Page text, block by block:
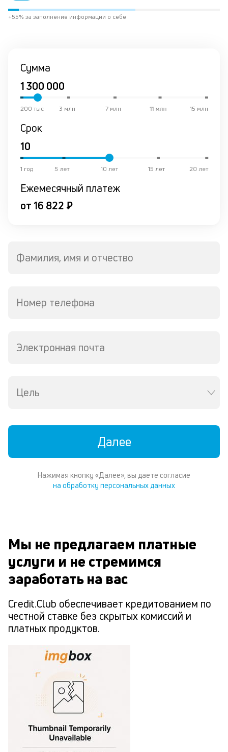
+55% за заполнение информации о себе
Сумма
15 млн
11 млн
7 млн
3 млн
200 тыс
Срок
20 лет
15 лет
10 лет
5 лет
1 год
Ежемесячный платеж
от 16 822 ₽
Фамилия, имя и отчество
Номер телефона
Электронная почта
Цель
Далее
Нажимая кнопку «Далее», вы даете согласие
на обработку персональных данных
Мы не предлагаем платные
услуги и не стремимся
заработать на вас
Credit.Club обеспечивает кредитованием по
честной ставке без скрытых комиссий и
платных продуктов.